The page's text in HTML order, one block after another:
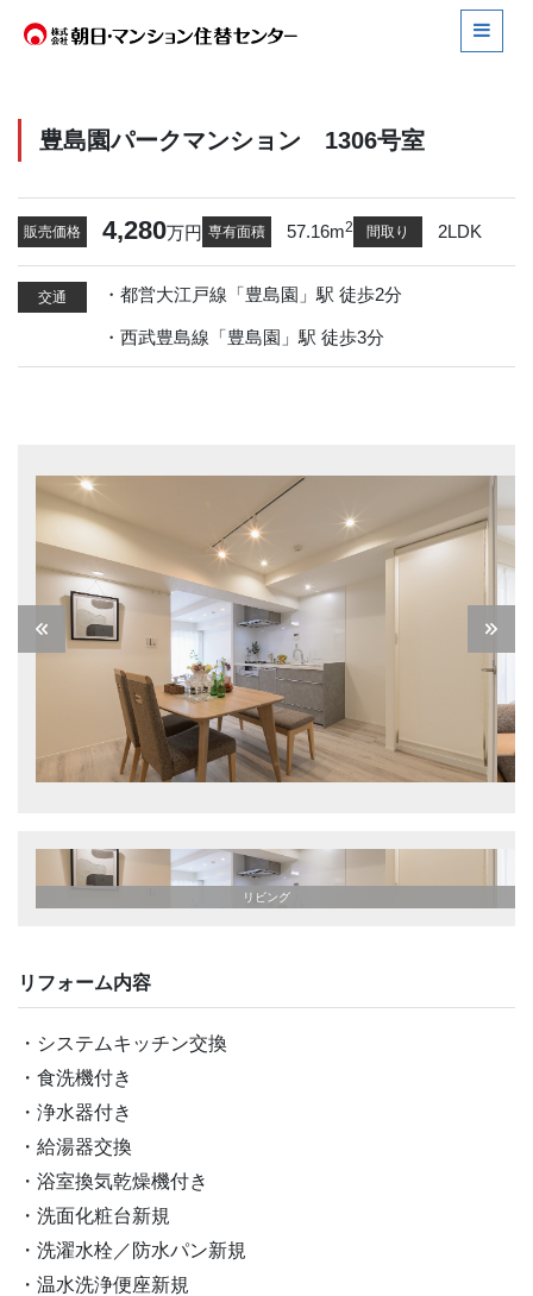
豊島園パークマンション 1306号室
販売価格 4,280万円 専有面積 57.16m2 間取り 2LDK
交通 都営大江戸線「豊島園」駅 徒歩2分
西武豊島線「豊島園」駅 徒歩3分
リビング
リフォーム内容
システムキッチン交換
食洗機付き
浄水器付き
給湯器交換
浴室換気乾燥機付き
洗面化粧台新規
洗濯水栓／防水パン新規
温水洗浄便座新規